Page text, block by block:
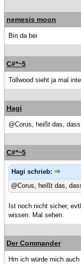
nemesis moon
Bin da bei
C#*~5
Tollwood sieht ja mal
Hagi
@Corus, heißt das,
C#*~5
Hagi schrieb:
@Corus, heißt das,
Ist noch nicht sicher,
wissen. Mal sehen.
Der Commander
Hm ich würde mich